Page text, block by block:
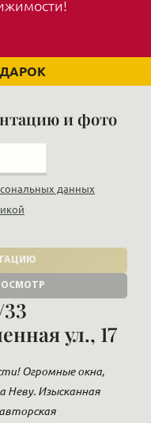
и фото
данных
ул., 17
Огромные окна,
Неву. Изысканная